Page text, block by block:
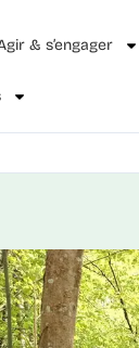
& s’engager